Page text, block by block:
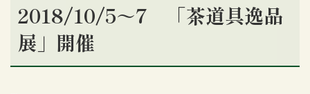
2018/10/5～7 「茶道具逸品
展」開催